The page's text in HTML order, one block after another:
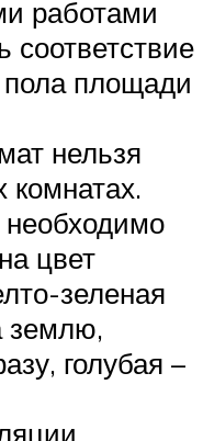
работами
соответствие
пола площади
нельзя
комнатах.
цвет
зеленая
землю,
голубая –